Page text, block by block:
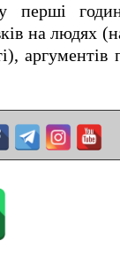
перші
на людях